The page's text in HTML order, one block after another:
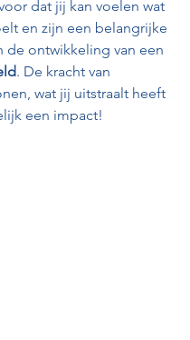
dat jij kan voelen wat
en zijn een belangrijke
de ontwikkeling van een
. De kracht van
wat jij uitstraalt heeft
een impact!